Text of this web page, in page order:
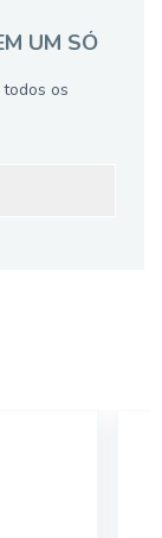
UM SÓ
os